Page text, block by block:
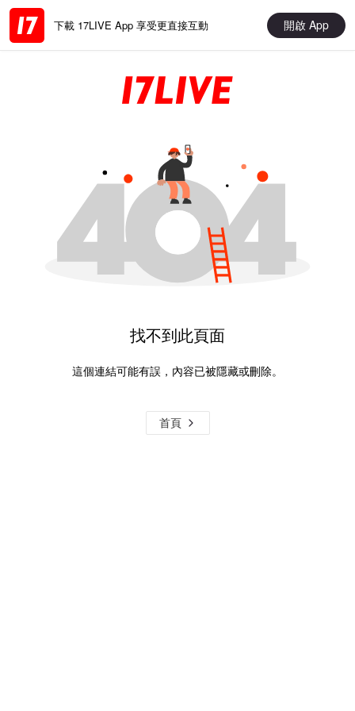
下載 17LIVE App 享受更直接互動 開啟 App
找不到此頁面
這個連結可能有誤，內容已被隱藏或刪除。
首頁